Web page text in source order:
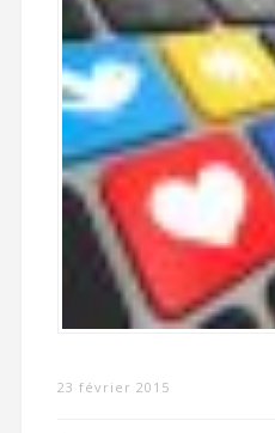
23 février 2015